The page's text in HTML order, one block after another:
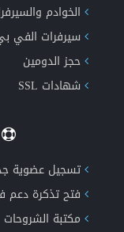
عروض الخوادم
سيرفرات الفي
حجز الدومين
شهادات SSL
تسجيل عضوية
فتح تذكرة دعم
مكتبة الشروحات